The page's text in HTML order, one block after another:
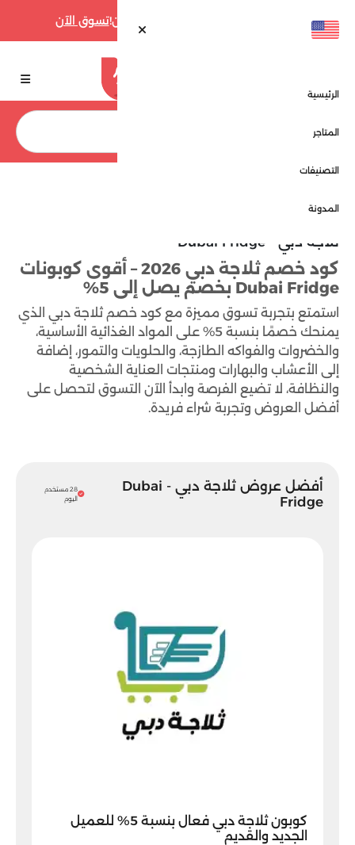
تسوق الآن
الرئيسية
المتاجر
التصنيفات
المدونة
ثلاجة دبي - Dubai Fridge
كود خصم ثلاجة دبي 2026 – أقوى كوبونات
Dubai Fridge بخصم يصل إلى 5%
استمتع بتجربة تسوق مميزة مع كود خصم ثلاجة دبي الذي
يمنحك خصمًا بنسبة 5% على المواد الغذائية الأساسية،
والخضروات والفواكه الطازجة، والحلويات والتمور، إضافة
إلى الأعشاب والبهارات ومنتجات العناية الشخصية
والنظافة، لا تضيع الفرصة وابدأ الآن التسوق لتحصل على
أفضل العروض وتجربة شراء فريدة.
أفضل عروض ثلاجة دبي - Dubai
Fridge
28 مستخدم
اليوم
كوبون ثلاجة دبي فعال بنسبة 5% للعميل
الجديد والقديم